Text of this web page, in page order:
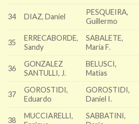
34 DIAZ, Daniel
PESQUEIRA,
Guillermo
35
ERRECABORDE,
Sandy
SABALETE,
María F.
36
GONZALEZ
SANTULLI, J.
BELUSCI,
Matías
37
GOROSTIDI,
Eduardo
GOROSTIDI,
Daniel I.
38
MUCCIARELLI,
SABBATINI,